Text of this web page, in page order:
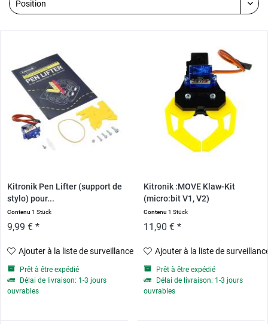
Kitronik Pen Lifter (support de
stylo) pour...
Contenu1 Stück
9,99 € *
Ajouter à la liste de surveillance
Prêt à être expédié
Délai de livraison: 1-3 jours
ouvrables
Kitronik :MOVE Klaw-Kit
(micro:bit V1, V2)
Contenu 1 Stück
11,90 € *
Ajouter à la liste de
Prêt à être expédié
Délai de livraison: 1-3 jours
ouvrables